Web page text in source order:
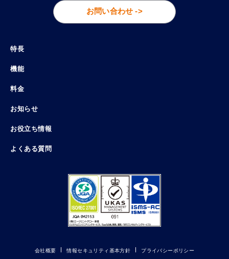
お問い合わせ ->
特長
機能
料金
お知らせ
お役立ち情報
よくある質問
会社概要 情報セキュリティ基本方針 プライバシーポリシー